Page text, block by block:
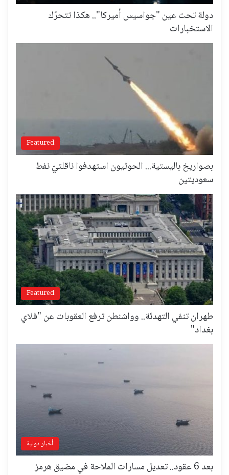
دولة تحت عين "جواسيس أميركا".. هكذا تتحرّك
الاستخبارات
Featured
بصواريخ باليستية... الحوثيون استهدفوا ناقلتيّ نفط
سعوديتين
Featured
طهران تنفي التهدئة.. وواشنطن ترفع العقوبات عن "فلاي
بغداد"
أخبار دولية
بعد 6 عقود.. تعديل مسارات الملاحة في مضيق هرمز